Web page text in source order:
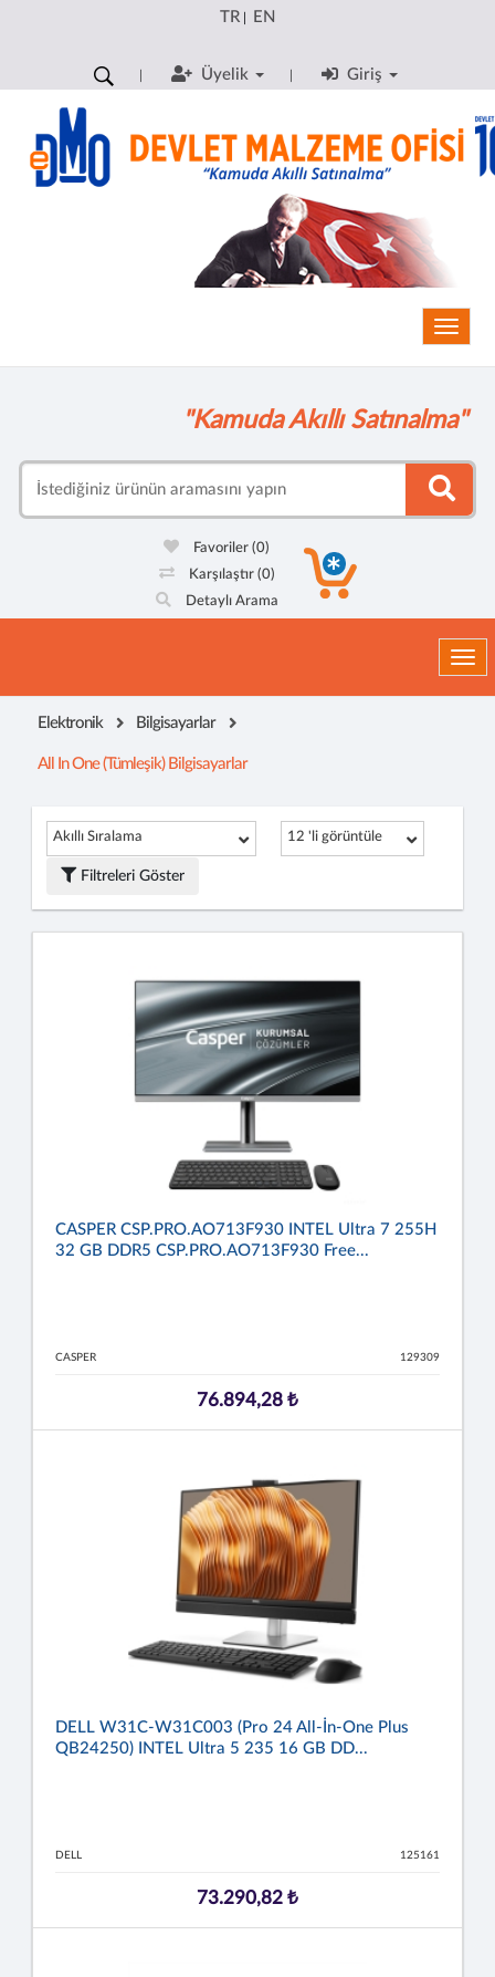
TR| EN
Üyelik Giriş
"Kamuda Akıllı Satınalma"
Favoriler(0)
Karşılaştır (0)
Detaylı Arama
Elektronik Bilgisayarlar
All In One (Tümleşik) Bilgisayarlar
Akıllı Sıralama 12 'li görüntüle
Filtreleri Göster
CASPER CSP.PRO.AO713F930 INTEL Ultra 7 255H
32 GB DDR5 CSP.PRO.AO713F930 Free...
CASPER 129309
76.894,28 ₺
DELL W31C-W31C003 (Pro 24 All-İn-One Plus
QB24250) INTEL Ultra 5 235 16 GB DD...
DELL 125161
73.290,82 ₺